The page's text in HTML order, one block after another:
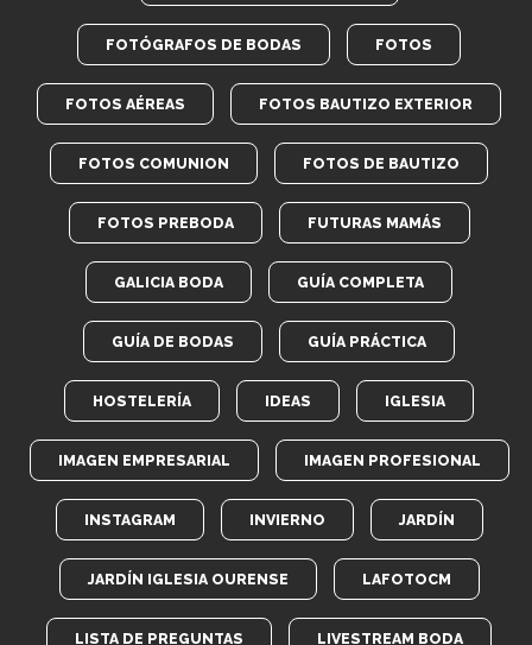
FOTÓGRAFOS DE BODAS FOTOS
FOTOS AÉREAS FOTOS BAUTIZO EXTERIOR
FOTOS COMUNION FOTOS DE BAUTIZO
FOTOS PREBODA FUTURAS MAMÁS
GALICIA BODA GUÍA COMPLETA
GUÍA DE BODAS GUÍA PRÁCTICA
HOSTELERÍA IDEAS IGLESIA
IMAGEN EMPRESARIAL IMAGEN PROFESIONAL
INSTAGRAM INVIERNO JARDÍN
JARDÍN IGLESIA OURENSE LAFOTOCM
LISTA DE PREGUNTAS LIVESTREAM BODA